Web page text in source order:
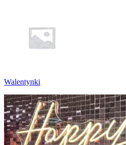
Walentynki